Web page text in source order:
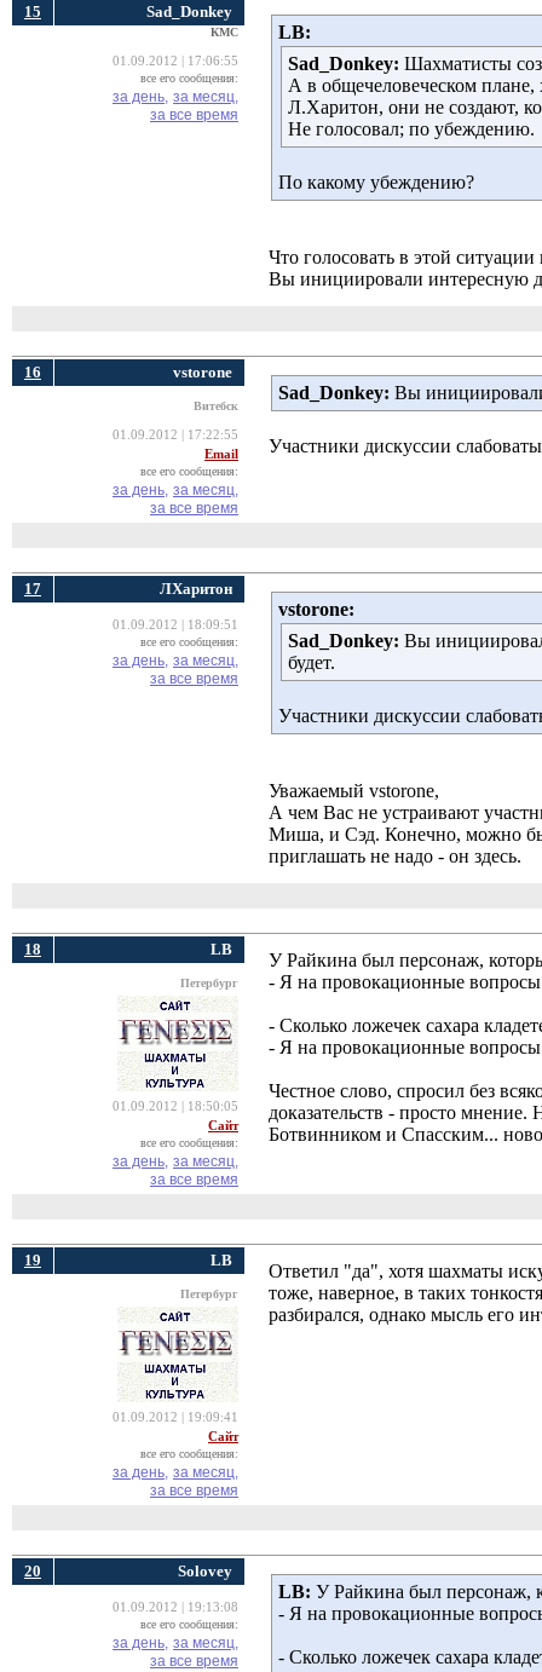
15 Sad_Donkey
КМС
01.09.2012 | 17:06:55
все его сообщения:
за день, за месяц,
за все время
LB:
Sad_Donkey: Шахматисты
А в общечеловеческом
Л.Харитон, они не создают,
Не голосовал; по убеждению.
По какому убеждению?
Что голосовать в этой
Вы инициировали интересную
16 vstorone
Витебск
01.09.2012 | 17:22:55
Email
все его сообщения:
за день, за месяц,
за все время
Sad_Donkey: Вы
Участники дискуссии
17 ЛХаритон
01.09.2012 | 18:09:51
все его сообщения:
за день, за месяц,
за все время
vstorone:
Sad_Donkey: Вы
будет.
Участники дискуссии
Уважаемый vstorone,
А чем Вас не устраивают
Миша, и Сэд. Конечно, можно
приглашать не надо - он здесь.
18 LB
Петербург
01.09.2012 | 18:50:05
Сайт
все его сообщения:
за день, за месяц,
за все время
У Райкина был персонаж,
- Я на провокационные
- Сколько ложечек сахара
- Я на провокационные
Честное слово, спросил без
доказательств - просто
Ботвинником и Спасским...
19 LB
Петербург
01.09.2012 | 19:09:41
Сайт
все его сообщения:
за день, за месяц,
за все время
Ответил "да", хотя шахматы
тоже, наверное, в таких
разбирался, однако мысль его
20 Solovey
01.09.2012 | 19:13:08
все его сообщения:
за день, за месяц,
за все время
LB: У Райкина был персонаж,
- Я на провокационные
- Сколько ложечек сахара